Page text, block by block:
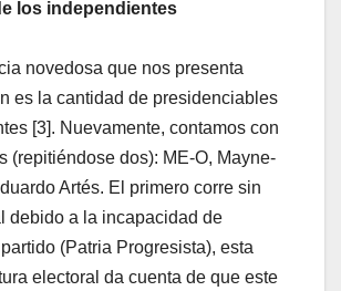
los independientes
novedosa que nos presenta
es la cantidad de presidenciables
[3]. Nuevamente, contamos con
(repitiéndose dos): ME-O, Mayne-
Artés. El primero corre sin
debido a la incapacidad de
(Patria Progresista), esta
electoral da cuenta de que este